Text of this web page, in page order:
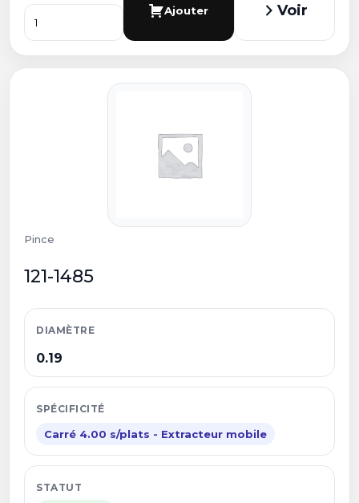
Ajouter
Voir
Pince
121-1485
DIAMÈTRE
0.19
SPÉCIFICITÉ
Carré 4.00 s/plats - Extracteur mobile
STATUT